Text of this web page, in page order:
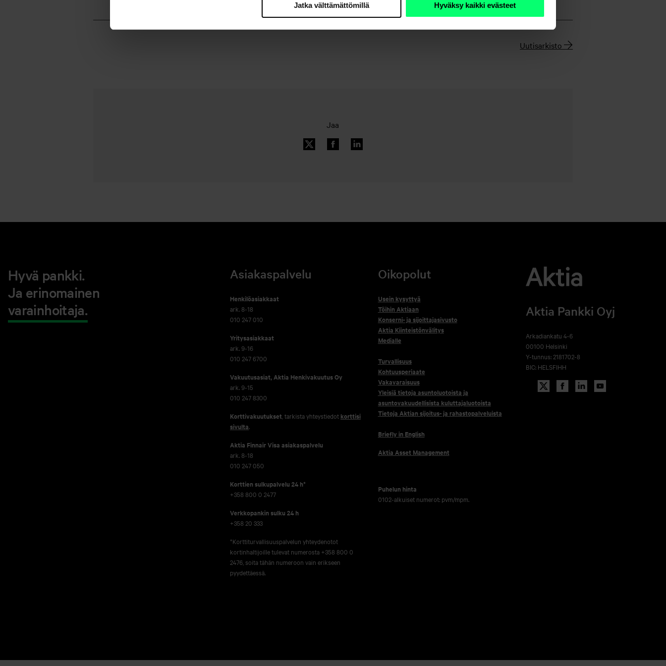
Jatka välttämättömillä Hyväksy kaikki evästeet
Uutisarkisto
Jaa
Hyvä pankki.
Ja erinomainen
varainhoitaja.
Asiakaspalvelu
Henkilöasiakkaat
ark. 8-18
010 247 010
Yritysasiakkaat
ark. 9-16
010 247 6700
Vakuutusasiat, Aktia Henkivakuutus Oy
ark. 9-15
010 247 8300
Korttivakuutukset , tarkista yhteystiedot korttisi
sivulta.
Aktia Finnair Visa asiakaspalvelu
ark. 8-18
010 247 050
Korttien sulkupalvelu 24 h*
+358 800 0 2477
Verkko­pankin sulku 24 h
+358 20 333
*Korttiturvallisuuspalvelun yhteydenotot
kortinhaltijoille tulevat numerosta +358 800 0
2476, soita tähän numeroon vain erikseen
pyydettäessä.
Oikopolut
Usein kysyttyä
Töihin Aktiaan
Konserni- ja sijoittajasivusto
Aktia Kiinteistönvälitys
Medialle
Turvallisuus
Kohtuusperiaate
Vakavaraisuus
Yleisiä tietoja asuntoluotoista ja
asuntovakuudellisista kuluttajaluotoista
Tietoja Aktian sijoitus- ja rahastopalveluista
Briefly in English
Aktia Asset Management
Puhelun hinta
0102-alkuiset numerot: pvm/mpm.
Aktia Pankki Oyj
Arkadiankatu 4-6
00100 Helsinki
Y-tunnus: 2181702-8
BIC: HELSFIHH